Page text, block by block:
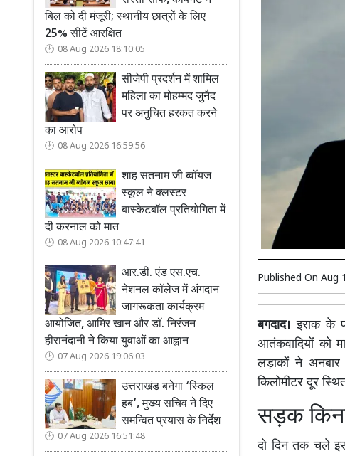
बिल को दी मंजूरी; स्थानीय छात्रों के लिए
25% सीटें आरक्षित
08 Aug 2026 18:10:05
सीजेपी प्रदर्शन में शामिल
महिला का मोहम्मद जुनैद
पर अनुचित हरकत करने
का आरोप
08 Aug 2026 16:59:56
शाह सतनाम जी ब्वॉयज
स्कूल ने क्लस्टर
बास्केटबॉल प्रतियोगिता में
दी करनाल को मात
08 Aug 2026 10:47:41
आर.डी. एंड एस.एच.
नेशनल कॉलेज में अंगदान
जागरूकता कार्यक्रम
आयोजित, आमिर खान और डॉ. निरंजन
हीरानंदानी ने किया युवाओं का आह्वान
07 Aug 2026 19:06:03
उत्तराखंड बनेगा ‘स्किल
हब’, मुख्य सचिव ने दिए
समन्वित प्रयास के निर्देश
07 Aug 2026 16:51:48
Published On Aug
बगदाद। इराक के
आतंकवादियों को
लड़ाकों ने
किलोमीटर दूर
सड़क
दो दिन तक चले